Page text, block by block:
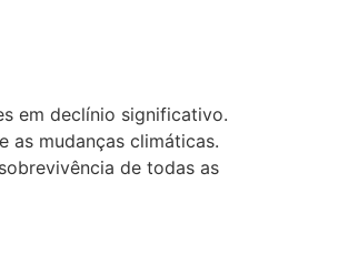
em declínio significativo.
as mudanças climáticas.
de todas as